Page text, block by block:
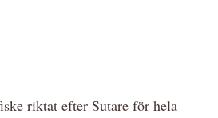
riktat efter Sutare för hela